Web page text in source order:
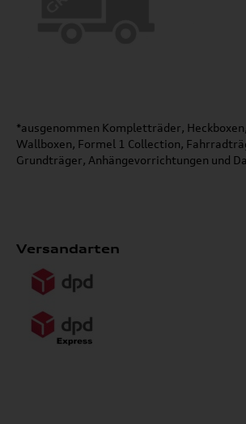
*ausgenommen Kompletträder,
Wallboxen, Formel 1 Collection,
Grundträger, Anhängevorrichtungen und
Versandarten